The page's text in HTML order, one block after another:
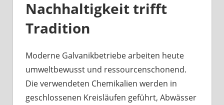
Nachhaltigkeit trifft
Tradition
Moderne Galvanikbetriebe arbeiten heute
umweltbewusst und ressourcenschonend.
Die verwendeten Chemikalien werden in
geschlossenen Kreisläufen geführt, Abwässer